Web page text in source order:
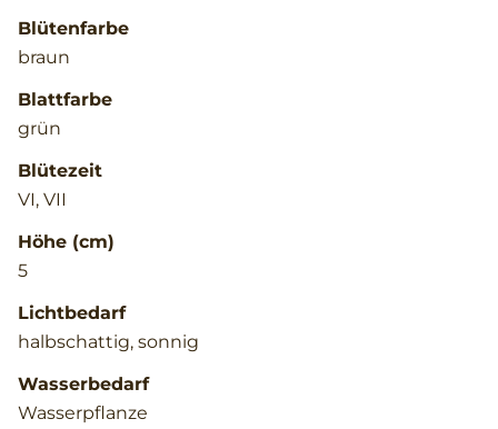
Blütenfarbe
braun
Blattfarbe
grün
Blütezeit
VI, VII
Höhe (cm)
5
Lichtbedarf
halbschattig, sonnig
Wasserbedarf
Wasserpflanze